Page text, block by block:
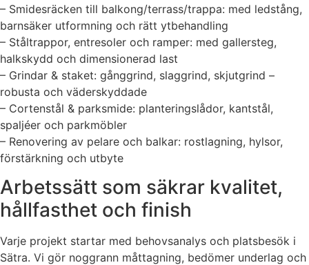
– Smidesräcken till balkong/terrass/trappa: med ledstång,
barnsäker utformning och rätt ytbehandling
– Ståltrappor, entresoler och ramper: med gallersteg,
halkskydd och dimensionerad last
– Grindar & staket: gånggrind, slaggrind, skjutgrind –
robusta och väderskyddade
– Cortenstål & parksmide: planteringslådor, kantstål,
spaljéer och parkmöbler
– Renovering av pelare och balkar: rostlagning, hylsor,
förstärkning och utbyte
Arbetssätt som säkrar kvalitet,
hållfasthet och finish
Varje projekt startar med behovsanalys och platsbesök i
Sätra. Vi gör noggrann måttagning, bedömer underlag och